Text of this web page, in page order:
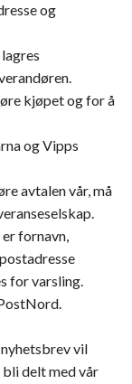
og
kjøpet og for å
og Vipps
avtalen vår, må
fornavn,
for varsling.
vil
delt med vår